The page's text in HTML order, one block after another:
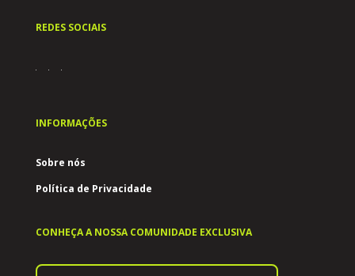
REDES SOCIAIS
INFORMAÇÕES
Sobre nós
Política de Privacidade
CONHEÇA A NOSSA COMUNIDADE EXCLUSIVA